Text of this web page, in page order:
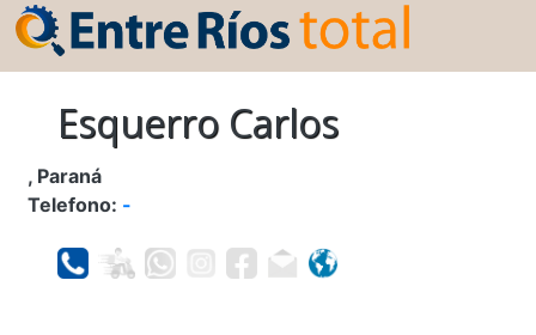
Esquerro Carlos
, Paraná
Telefono: -